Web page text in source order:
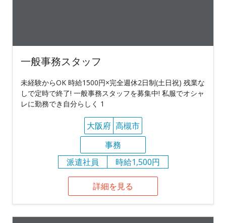
一般事務スタッフ
未経験からOK 時給1500円×完全週休2日制(土日祝) 残業な
しで定時で終了! 一般事務スタッフを募集中! 私服でオシャ
レに勤務でき自分らしく 1
大阪府 高槻市
事務
派遣社員
時給1,500円
詳細を見る